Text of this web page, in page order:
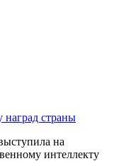
страны
на
интеллекту